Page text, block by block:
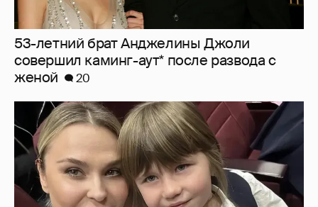
53-летний брат Анджелины Джоли
совершил каминг-аут* после развода с
женой
20